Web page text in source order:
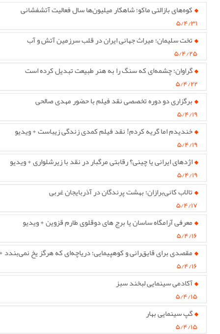
کوه‌های بازالتی ماکو؛ شاهکار میلیون‌ها سال فعالیت آتشفشانی
۵/۴/۳۱
تخت سلیمان؛ میراث جهانی ایران در قلب سرزمین آتش و آب
۵/۴/۲۵
گراوان؛ چشمه‌ای که سنگ را به هنر طبیعت تبدیل کرده است
۵/۴/۲۲
برگزاری دو دوره تخصصی نقد فیلم با حضور مهدی صالحی
۵/۴/۱۹
خندیدم اما گریه کردم! نقد فیلم کمدی زندگی زیباست + ویدیو
۵/۴/۱۹
اژدهای ایرانی یا چینی؟ رقابتی مرگبار در نقد با زیرشلواری + ویدیو
۵/۴/۱۹
تالاب کانی‌برازان؛ بهشت پرندگان در آذربایجان غربی
۵/۴/۱۷
معرفی آرامگاه ساسان یا برج های دوقلوی طارم قزوین + ویدیو
۵/۴/۱۶
مقصدی برای قایق‌رانی و کوهپیمایی؛ دریاچه‌ای که هرگز یخ نمی‌بندد
۵/۴/۱۶
آکادمی سینمایی لبخند سبز
۵/۴/۱۵
گپ سینمایی بهار
۵/۴/۱۵